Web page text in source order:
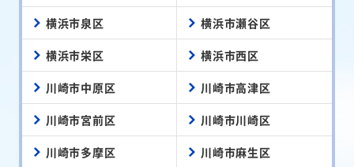
横浜市泉区 横浜市瀬谷区
横浜市栄区 横浜市西区
川崎市中原区 川崎市高津区
川崎市宮前区 川崎市川崎区
川崎市多摩区 川崎市麻生区